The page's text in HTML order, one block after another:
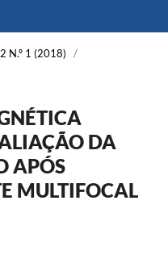
N.º 1 (2018)
/
DA
APÓS
MULTIFOCAL